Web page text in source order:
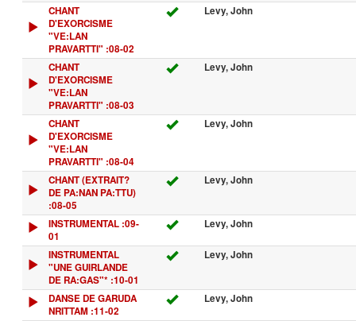
CHANT
D'EXORCISME
"VE:LAN
PRAVARTTI" :08-02
Levy, John
CHANT
D'EXORCISME
"VE:LAN
PRAVARTTI" :08-03
Levy, John
CHANT
D'EXORCISME
"VE:LAN
PRAVARTTI" :08-04
Levy, John
CHANT (EXTRAIT?
DE PA:NAN PA:TTU)
:08-05
Levy, John
INSTRUMENTAL :09-
01
Levy, John
INSTRUMENTAL
"UNE GUIRLANDE
DE RA:GAS"* :10-01
Levy, John
DANSE DE GARUDA
NRITTAM :11-02
Levy, John